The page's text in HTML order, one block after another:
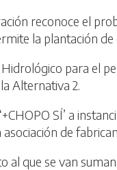
reconoce el
la plantación
para el
Alternativa 2.
SÍ’ a
de
que se van